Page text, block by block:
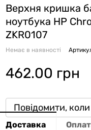
Верхня кришка
ноутбука HP
ZKR0107
Немає в наявності
462.00 грн
Повідомити,
Доставка